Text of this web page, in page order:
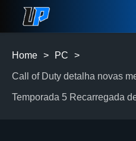
Home > PC >
Call of Duty detalha novas
Temporada 5 Recarregada